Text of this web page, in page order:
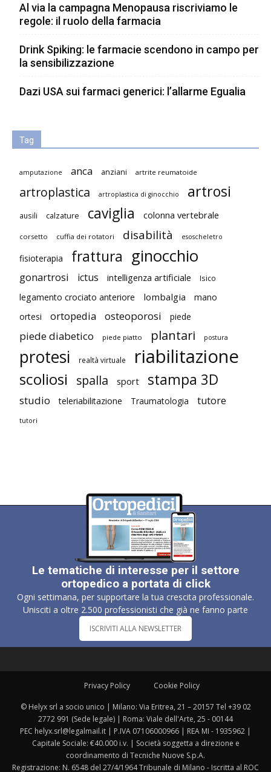
Al via la campagna Menopausa riscriviamo le
regole: il ruolo della farmacia
Drink Spiking: le farmacie scendono in campo per
la sensibilizzazione
Dazi USA sui farmaci generici: l’allarme Egualia
Tag
amputazione anca anziani artrite reumatoide
artroplastica artroplastica di ginocchio artrosi
ausili calzature caviglia colonna vertebrale
corsetto cuffia dei rotatori disabilità esoscheletro
fisioterapia frattura ginocchio
gonartrosi ictus intelligenza artificiale Isico
legamento crociato anteriore lombalgia
mano
ortesi
ortopedia osteoporosi piede
piede diabetico piede piatto plantari postura
protesi realtà virtuale riabilitazione
scoliosi spalla sport stampa 3D
studio teleriabilitazione Traumatologia tutore
tutori
Le tematiche di interesse per il settore
ortopedico a portata di click
Ogni settimana, per supportare la tua crescita professionale.
Unisciti a oltre 2.500 professionisti che già ne fanno parte
ISCRIVITI ALLA NEWSLETTER
Privacy Policy Cookie Policy
© Helyx srl a socio unico | Milano: Via Eritrea, 21 – 20157 Tel +39 02
2772 991 (Sede legale) | Roma: Viale dell'Arte, 25 - 00144
PEC helyx.srl@legalmail.it | P.IVA 07106000966 | REA MI - 1935962 |
Capitale Sociale: €40.000 i.v. | Società soggetta a direzione e
coordinamento di Tecniche Nuove S.p.A.
Registrazione: N. 6548 del 27/4/1964 Tribunale di Milano - Iscritta al ROC